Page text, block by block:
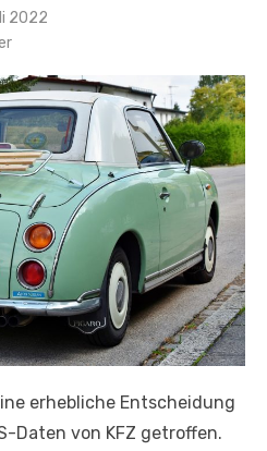
2022
erhebliche Entscheidung
Daten von KFZ getroffen.